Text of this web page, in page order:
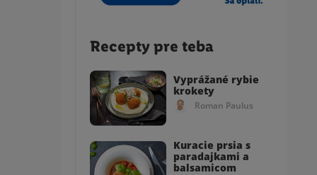
Recepty pre teba
Vyprážané rybie
krokety
Roman Paulus
Kuracie prsia s
paradajkami a
balsamicom